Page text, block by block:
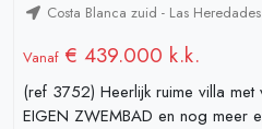
Costa Blanca zuid - Las Heredades
Vanaf € 439.000 k.k.
(ref 3752) Heerlijk ruime villa
EIGEN ZWEMBAD en nog meer